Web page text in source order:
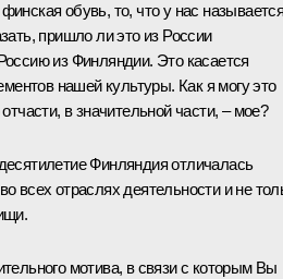
обувь, то, что у нас
пришло ли это из России
из Финляндии. Это касается
нашей культуры. Как я могу это
в значительной части, – мое?
Финляндия отличалась
всех отраслях деятельности и не
мотива, в связи с которым Вы